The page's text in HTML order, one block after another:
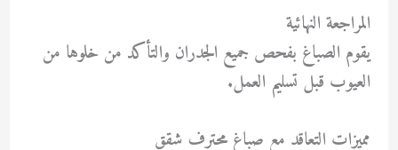
المراجعة النهائية
يقوم الصباغ بفحص جميع الجدران والتأكد من خلوها من
العيوب قبل تسليم العمل.
مميزات التعاقد مع صباغ محترف شقق